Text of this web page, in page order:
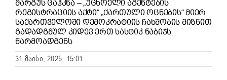
ᲛᲐᲠᲒᲣᲡ ᲪᲐᲰᲙᲜᲐ – „ᲣᲪᲮᲝᲔᲚᲘ ᲐᲒᲔᲜᲢᲔᲑᲘᲡ
ᲠᲔᲒᲘᲡᲢᲠᲐᲪᲘᲘᲡ ᲐᲥᲢᲘ“ „ᲥᲐᲠᲗᲣᲚᲘ ᲝᲪᲜᲔᲑᲘᲡ“ ᲛᲘᲔᲠ
ᲡᲐᲥᲐᲠᲗᲕᲔᲚᲝᲨᲘ ᲓᲔᲛᲝᲙᲠᲐᲢᲘᲘᲡ ᲩᲐᲮᲨᲝᲑᲘᲡ ᲛᲘᲖᲜᲘᲗ
ᲒᲐᲓᲐᲓᲒᲛᲣᲚ ᲙᲘᲓᲔᲕ ᲔᲠᲗ ᲡᲐᲡᲢᲘᲙ ᲜᲐᲑᲘᲯᲡ
ᲬᲐᲠᲛᲝᲐᲓᲒᲔᲜᲡ
31 მაისი, 2025, 15:01